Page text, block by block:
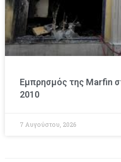
Εμπρησμός της Marfin
2010
7 Αυγούστου, 2026